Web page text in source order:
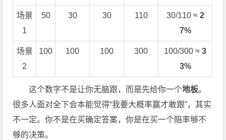
场景
1
50 30 30 110 30/110 ≈ 2
7%
场景
2
100 100 100 300 100/300 ≈3
3%
这个数字不是让你无脑跟，而是先给你一个地板。
很多人面对全下会本能觉得“我要大概率赢才敢跟”，其实
不一定。你不是在买确定答案，你是在买一个赔率够不
够的决策。